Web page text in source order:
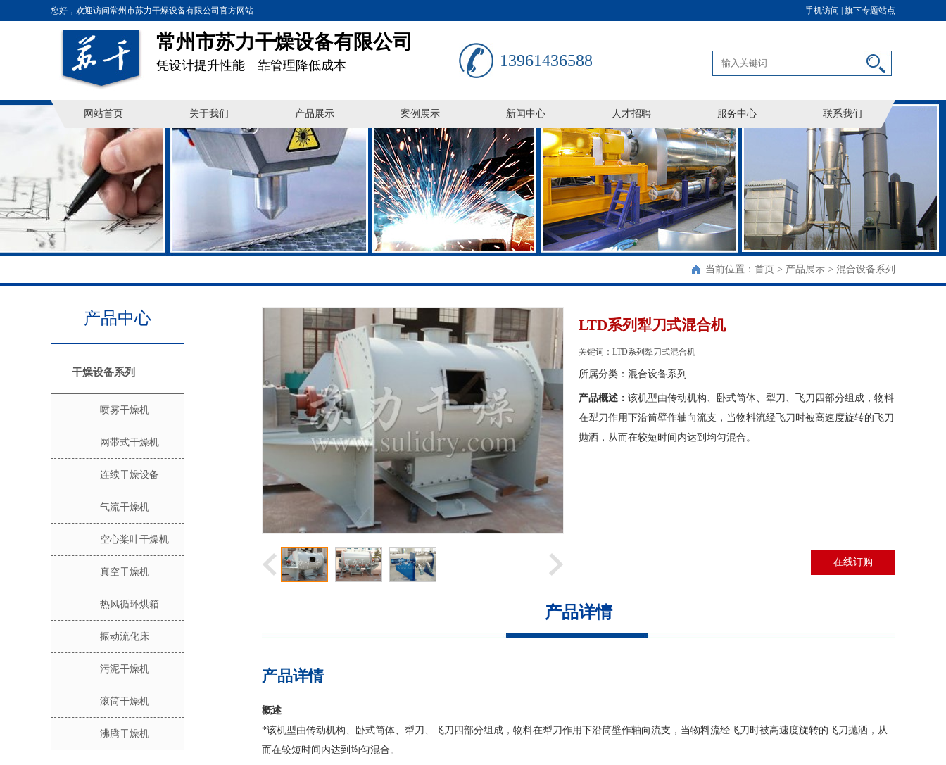
旗下专题站点
手机访问 |
您好，欢迎访问常州市苏力干燥设备有限公司官方网站
常州市苏力干燥设备有限公司
凭设计提升性能 靠管理降低成本 13961436588
网站首页 关于我们 产品展示 案例展示 新闻中心 人才招聘 服务中心 联系我们
当前位置： 首页 > 产品展示 > 混合设备系列
产品中心
干燥设备系列
喷雾干燥机
网带式干燥机
连续干燥设备
气流干燥机
空心桨叶干燥机
真空干燥机
热风循环烘箱
振动流化床
污泥干燥机
滚筒干燥机
沸腾干燥机
LTD系列犁刀式混合机
关键词：LTD系列犁刀式混合机
所属分类： 混合设备系列
产品概述： 该机型由传动机构、卧式筒体、犁刀、飞刀四部分组成，物料
在犁刀作用下沿筒壁作轴向流支，当物料流经飞刀时被高速度旋转的飞刀
抛洒，从而在较短时间内达到均匀混合。
在线订购
产品详情
产品详情
概述
*该机型由传动机构、卧式筒体、犁刀、飞刀四部分组成，物料在犁刀作用下沿筒壁作轴向流支，当物料流经飞刀时被高速度旋转的飞刀抛洒，从
而在较短时间内达到均匀混合。